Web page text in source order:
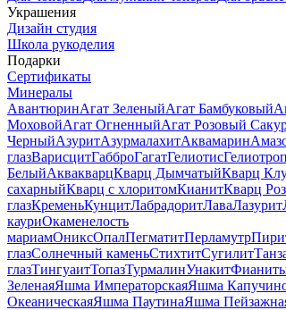
Украшения
Дизайн студия
Школа рукоделия
Подарки
Сертификаты
Минералы
АвантюринАгат ЗеленыйАгат Бамбуковый
МоховойАгат ОгненныйАгат Розовый
ЧерныйАзуритАзурмалахитАквамарин
глазВарисцитГабброГагатГелиотисГелиотроп
БелыйАквакварцКварц ДымчатыйКварц
сахарныйКварц с хлоритомКианитКварц
глазКременьКунцитЛабрадоритЛаваЛазурит
кауриОкаменелость
мариамОниксОпалПегматитПерламутр
глазСолнечный каменьСтихтитСугилит
глазТингуаитТопазТурмалинУнакит
ЗеленаяЯшма ИмператорскаяЯшма
ОкеаническаяЯшма ПаутинаЯшма